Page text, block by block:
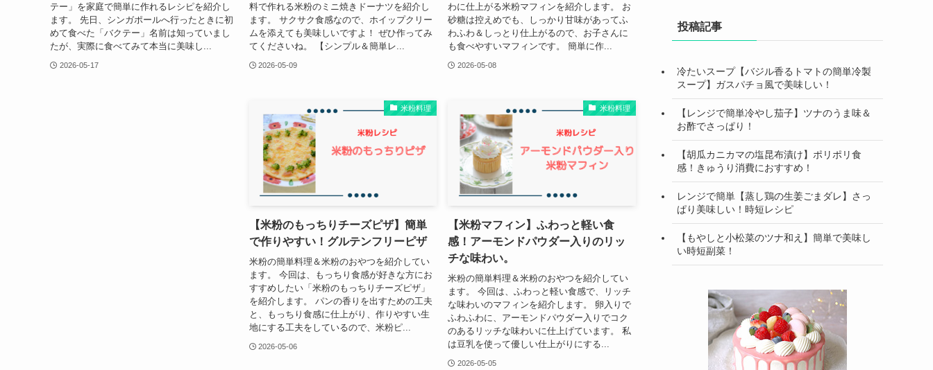
テー」を家庭で簡単に作れるレシピを紹介し
ます。 先日、シンガポールへ行ったときに初
めて食べた「バクテー」名前は知っていまし
たが、実際に食べてみて本当に美味し...
2026-05-17
料で作れる米粉のミニ焼きドーナツを紹介し
ます。 サクサク食感なので、ホイップクリー
ムを添えても美味しいですよ！ ぜひ作ってみ
てくださいね。 【シンプル＆簡単レ...
2026-05-09
わに仕上がる米粉マフィンを紹介します。 お
砂糖は控えめでも、しっかり甘味があってふ
わふわ＆しっとり仕上がるので、お子さんに
も食べやすいマフィンです。 簡単に作...
2026-05-08
米粉料理
【米粉のもっちりチーズピザ】簡単
で作りやすい！グルテンフリーピザ
米粉の簡単料理＆米粉のおやつを紹介してい
ます。 今回は、もっちり食感が好きな方にお
すすめしたい「米粉のもっちりチーズピザ」
を紹介します。 パンの香りを出すための工夫
と、もっちり食感に仕上がり、作りやすい生
地にする工夫をしているので、米粉ピ...
2026-05-06
米粉料理
【米粉マフィン】ふわっと軽い食
感！アーモンドパウダー入りのリッ
チな味わい。
米粉の簡単料理＆米粉のおやつを紹介してい
ます。 今回は、ふわっと軽い食感で、リッチ
な味わいのマフィンを紹介します。 卵入りで
ふわふわに、アーモンドパウダー入りでコク
のあるリッチな味わいに仕上げています。 私
は豆乳を使って優しい仕上がりにする...
2026-05-05
投稿記事
冷たいスープ【バジル香るトマトの簡単冷製
スープ】ガスパチョ風で美味しい！
【レンジで簡単冷やし茄子】ツナのうま味＆
お酢でさっぱり！
【胡瓜カニカマの塩昆布漬け】ポリポリ食
感！きゅうり消費におすすめ！
レンジで簡単【蒸し鶏の生姜ごまダレ】さっ
ぱり美味しい！時短レシピ
【もやしと小松菜のツナ和え】簡単で美味し
い時短副菜！